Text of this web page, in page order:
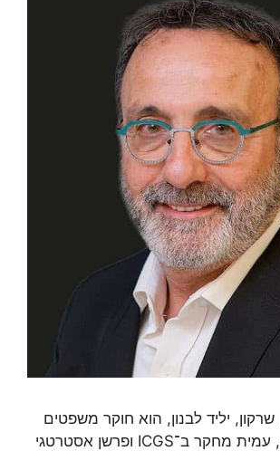
שרקון, יליד לבנון, הוא חוקר משפטים
והמזרח התיכון, עמית מחקר ב־ICGS ופרשן אסטרטגי